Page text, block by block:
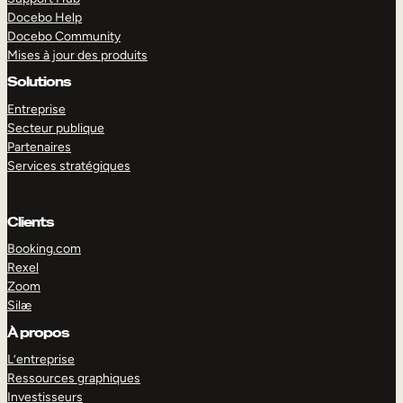
Docebo Help
Docebo Community
Mises à jour des produits
Solutions
Entreprise
Secteur publique
Partenaires
Services stratégiques
Clients
Booking.com
Rexel
Zoom
Silæ
À propos
L’entreprise
Ressources graphiques
Investisseurs